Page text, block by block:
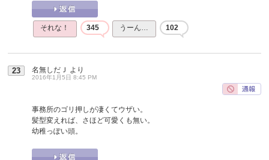
それな！ 345 うーん… 102
23 名無しだＪ より
2016年1月5日 8:45 PM
事務所のゴリ押しが凄くてウザい。
髪型変えれば、さほど可愛くも無い。
幼稚っぽい頭。